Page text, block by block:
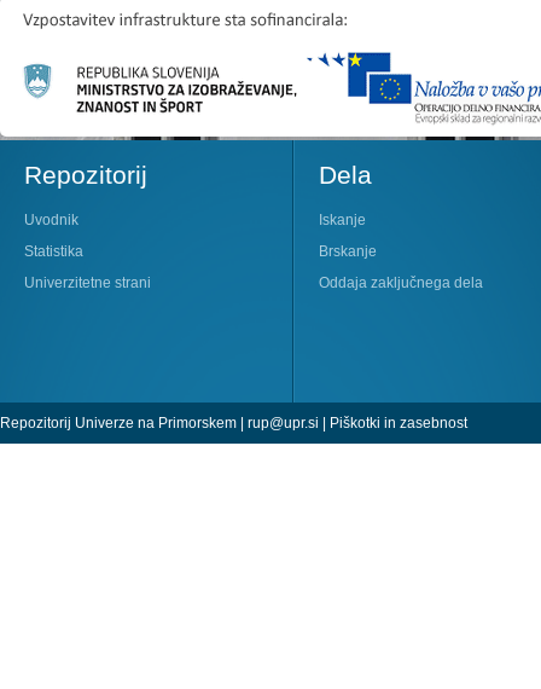
Repozitorij
Uvodnik
Statistika
Univerzitetne strani
Dela
Iskanje
Brskanje
Oddaja zaključnega dela
Repozitorij Univerze na Primorskem | rup@upr.si | Piškotki in zasebnost